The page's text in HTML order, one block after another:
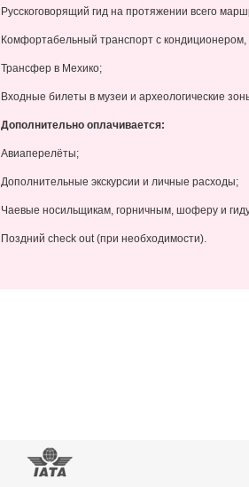
Русскоговорящий гид на протяжении всего
Комфортабельный транспорт с кондиционером,
Трансфер в Мехико;
Входные билеты в музеи и археологические
Дополнительно оплачивается:
Авиаперелёты;
Дополнительные экскурсии и личные расходы;
Чаевые носильщикам, горничным, шоферу и
Поздний check out (при необходимости).